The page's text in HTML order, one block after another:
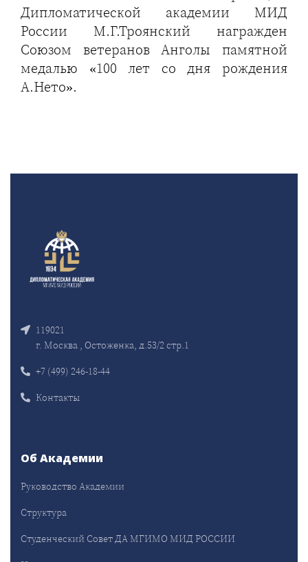
Дипломатической академии МИД
России М.Г.Троянский награжден
Союзом ветеранов Анголы памятной
медалью «100 лет со дня рождения
А.Нето».
119021
г. Москва , Остоженка, д.53/2 стр.1
+7 (499) 246-18-44
Контакты
Об Академии
Руководство Академии
Структура
Студенческий Совет ДА МГИМО МИД РОССИИ